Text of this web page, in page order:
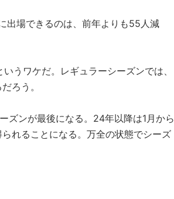
出場できるのは、前年よりも55人減
うワケだ。レギュラーシーズンでは、
ろう。
ズンが最後になる。24年以降は1月から
れることになる。万全の状態でシーズ